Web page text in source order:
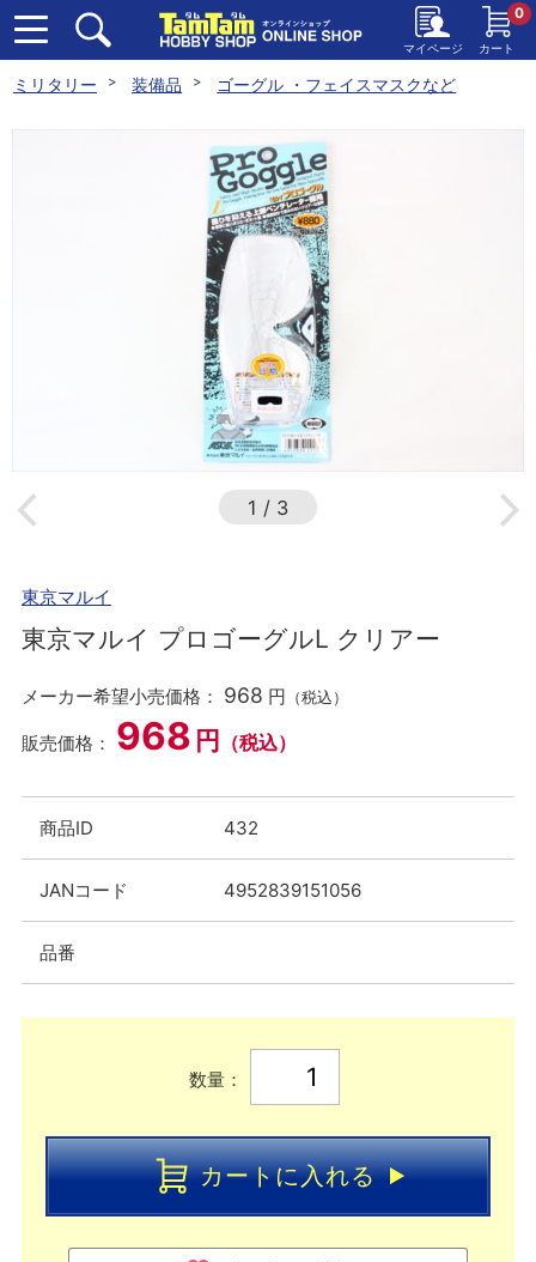
マイページ カート
0
ミリタリー 装備品 ゴーグル ・フェイスマスクなど
1 / 3
東京マルイ
東京マルイ プロゴーグルL クリアー
メーカー希望小売価格： 968 円 （税込）
販売価格： 968 円 （税込）
商品ID 432
JANコード 4952839151056
品番
数量：
カートに入れる